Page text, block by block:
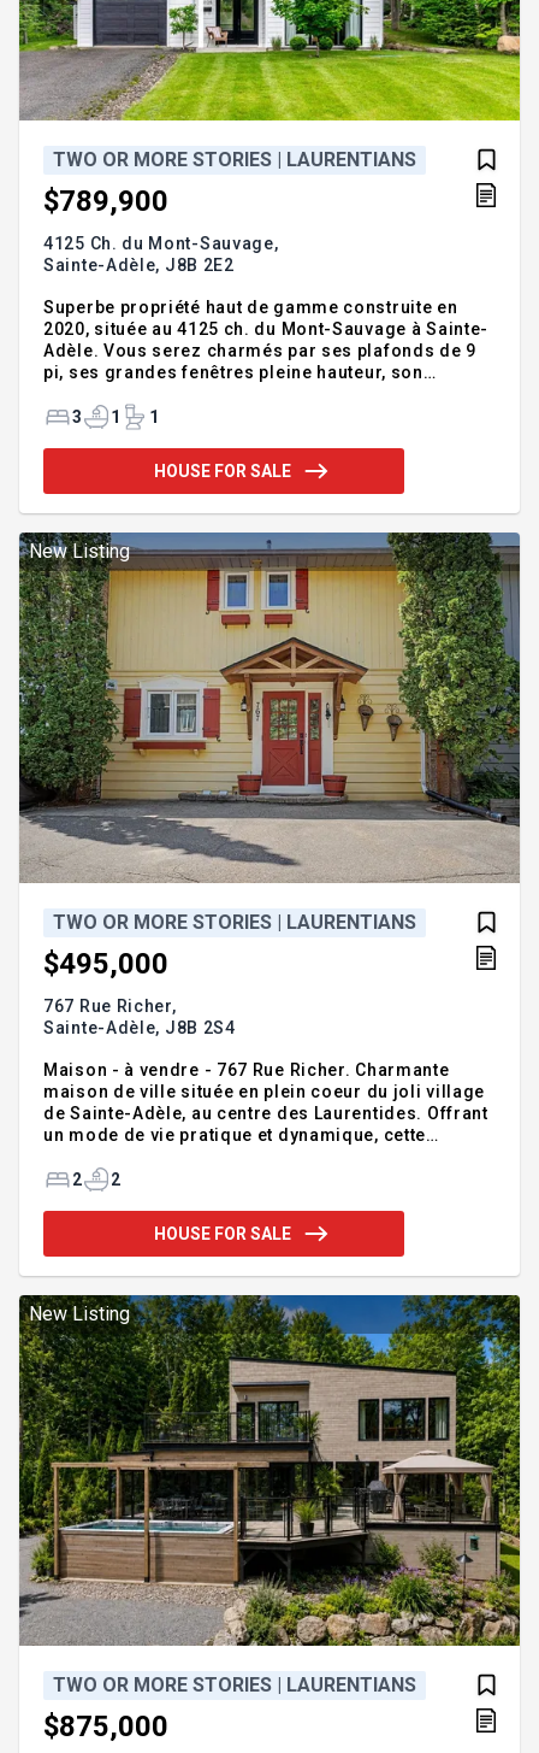
TWO OR MORE STORIES | LAURENTIANS
$789,900
4125 Ch. du Mont-Sauvage,
Sainte-Adèle, J8B 2E2
Superbe propriété haut de gamme construite en
2020, située au 4125 ch. du Mont-Sauvage à Sainte-
Adèle. Vous serez charmés par ses plafonds de 9
pi, ses grandes fenêtres pleine hauteur, son
bois. Le rez-de-chaussée offre des planchers
indépendante. Cuisine élégante avec comptoirs de
quartz, lave-vaisselle intégré, plaque chauffante et
chauffé, cour privée, à moins de 1,5 km du golf Val-
Morin et près de l'au
3 1 1
HOUSE FOR SALE
New Listing
TWO OR MORE STORIES | LAURENTIANS
$495,000
767 Rue Richer,
Sainte-Adèle, J8B 2S4
Maison - à vendre - 767 Rue Richer. Charmante
maison de ville située en plein coeur du joli village
de Sainte-Adèle, au centre des Laurentides. Offrant
un mode de vie pratique et dynamique, cette
chambres à coucher, 2 salles de bains complètes
mur de brique et foyer crée une ambiance des plus
conviviales. Profitez d'une grande terrasse avec
d'un emplacement de choix à proximité des
services, du l
2 2
HOUSE FOR SALE
New Listing
TWO OR MORE STORIES | LAURENTIANS
$875,000